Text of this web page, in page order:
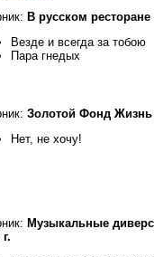
В русском
Везде и всегда за тобою
Пара гнедых
Золотой Фонд Жизнь
Нет, не хочу!
Музыкальные